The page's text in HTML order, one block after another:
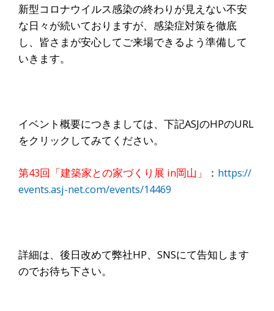
新型コロナウイルス感染の終わりが見えない不安
な日々が続いておりますが、感染症対策を徹底
し、 皆さまが安心してご来場できるよう準備して
いきます。
イベント概要につきましては、下記ASJのHPのURL
をクリックしてみてください。
第43回「建築家との家づくり展 in岡山」 ： https://
events.asj-net.com/events/14469
詳細は、後日改めて弊社HP、SNSにて告知します
のでお待ち下さい。